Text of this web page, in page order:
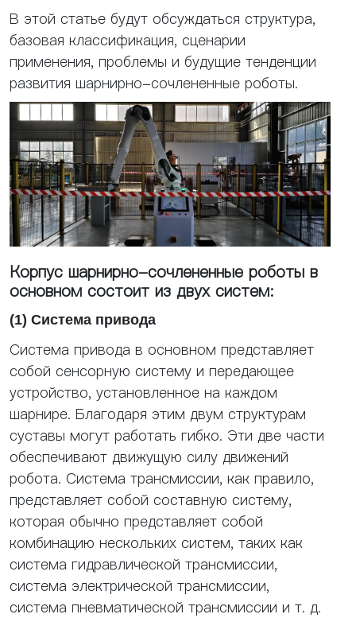
В этой статье будут обсуждаться структура,
базовая классификация, сценарии
применения, проблемы и будущие тенденции
развития шарнирно-сочлененные роботы.
Корпус шарнирно-сочлененные роботы в
основном состоит из двух систем:
(1) Система привода
Система привода в основном представляет
собой сенсорную систему и передающее
устройство, установленное на каждом
шарнире. Благодаря этим двум структурам
суставы могут работать гибко. Эти две части
обеспечивают движущую силу движений
робота. Система трансмиссии, как правило,
представляет собой составную систему,
которая обычно представляет собой
комбинацию нескольких систем, таких как
система гидравлической трансмиссии,
система электрической трансмиссии,
система пневматической трансмиссии и т. д.